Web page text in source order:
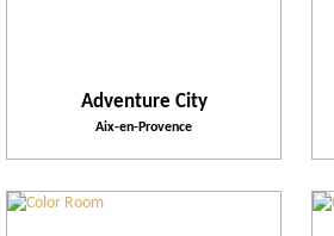
Adventure City
Aix-en-Provence